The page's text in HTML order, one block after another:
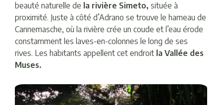
beauté naturelle de la rivière Simeto, située à
proximité. Juste à côté d’Adrano se trouve le hameau de
Cannemasche, où la rivière crée un coude et l’eau érode
constamment les laves-en-colonnes le long de ses
rives. Les habitants appellent cet endroit la Vallée des
Muses.